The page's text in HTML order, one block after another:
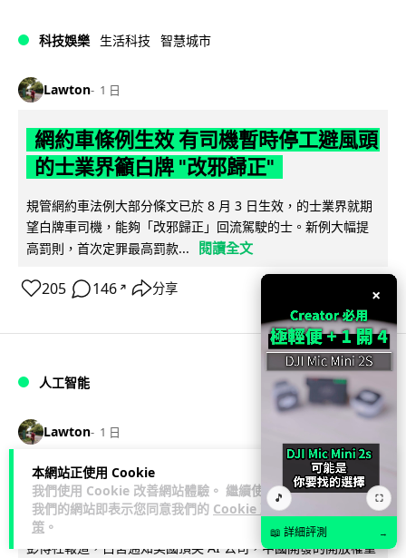
本網站正使用 Cookie
我們使用 Cookie 改善網站體驗。 繼續使用
我們的網站即表示您同意我們的 Cookie 政
策 。
科技娛樂 生活科技 智慧城市
Lawton 1 日
網約車條例生效 有司機暫時停工避風頭
的士業界籲白牌 "改邪歸正"
規管網約車法例大部分條文已於 8 月 3 日生效，的士業界就期
望白牌車司機，能夠「改邪歸正」回流駕駛的士。新例大幅提
高罰則，首次定罪最高罰款...
閱讀全文
205 146 ↗ 分享
人工智能
Lawton 1 日
白宮拒測中國開放 AI 模型 業界質疑安
全框架選擇性執行
彭博社報道，白宮通知美國頂尖 AI 公司，中國開發的開放權重
×
🎵 ⛶
📖 詳細評測 →